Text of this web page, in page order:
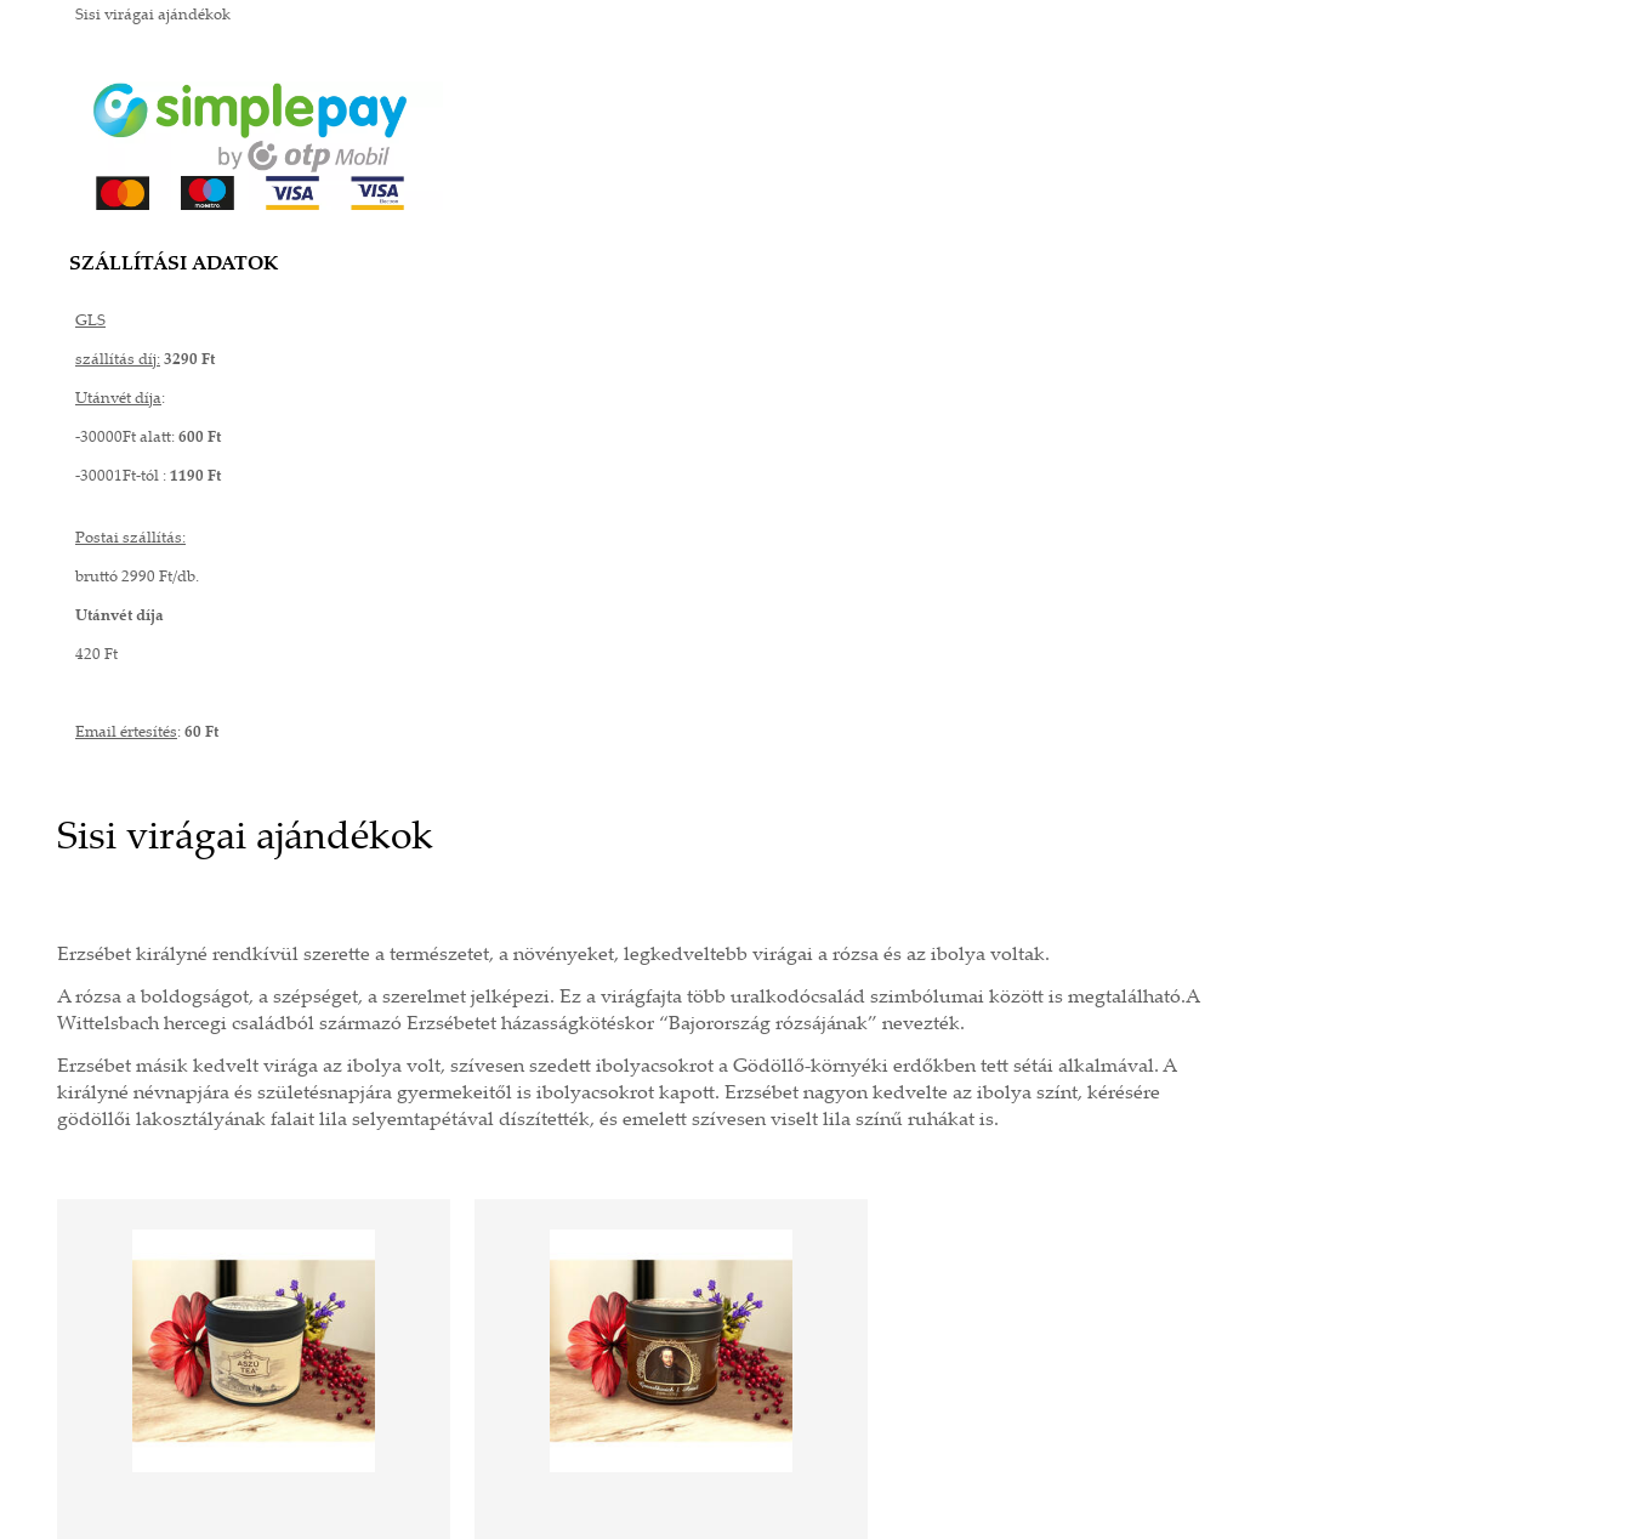
Sisi virágai ajándékok
SZÁLLÍTÁSI ADATOK
GLS
szállítás díj: 3290 Ft
Utánvét díja:
-30000Ft alatt: 600 Ft
-30001Ft-tól : 1190 Ft
Postai szállítás:
bruttó 2990 Ft/db.
Utánvét díja
420 Ft
Email értesítés: 60 Ft
Sisi virágai ajándékok
Erzsébet királyné rendkívül szerette a természetet, a növényeket, legkedveltebb virágai a rózsa és az ibolya voltak.
A rózsa a boldogságot, a szépséget, a szerelmet jelképezi. Ez a virágfajta több uralkodócsalád szimbólumai között is megtalálható.A
Wittelsbach hercegi családból származó Erzsébetet házasságkötéskor “Bajorország rózsájának” nevezték.
Erzsébet másik kedvelt virága az ibolya volt, szívesen szedett ibolyacsokrot a Gödöllő-környéki erdőkben tett sétái alkalmával. A
királyné névnapjára és születésnapjára gyermekeitől is ibolyacsokrot kapott. Erzsébet nagyon kedvelte az ibolya színt, kérésére
gödöllői lakosztályának falait lila selyemtapétával díszítették, és emelett szívesen viselt lila színű ruhákat is.